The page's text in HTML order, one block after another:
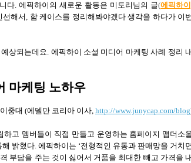
다. 에픽하이의 새로운 활동은 미도리님의 글(에픽하
해서, 함 케이스를 정리해봐야겠다 생각을 하다가 이번
상되는데요. 에픽하이 소셜 미디어 마케팅 사례 정리 내
마케팅 노하우
이중대 (에델만 코리아 이사, http://www.junycap.com/blog
하고 멤버들이 직접 만들고 운영하는 홈페이지 맵더소
해 밝혔다. 에픽하이는 ‘전형적인 유통과 판매망을 거치면
부담을 주는 것이 싫어서 거품을 최대한 빼고 가격을 내